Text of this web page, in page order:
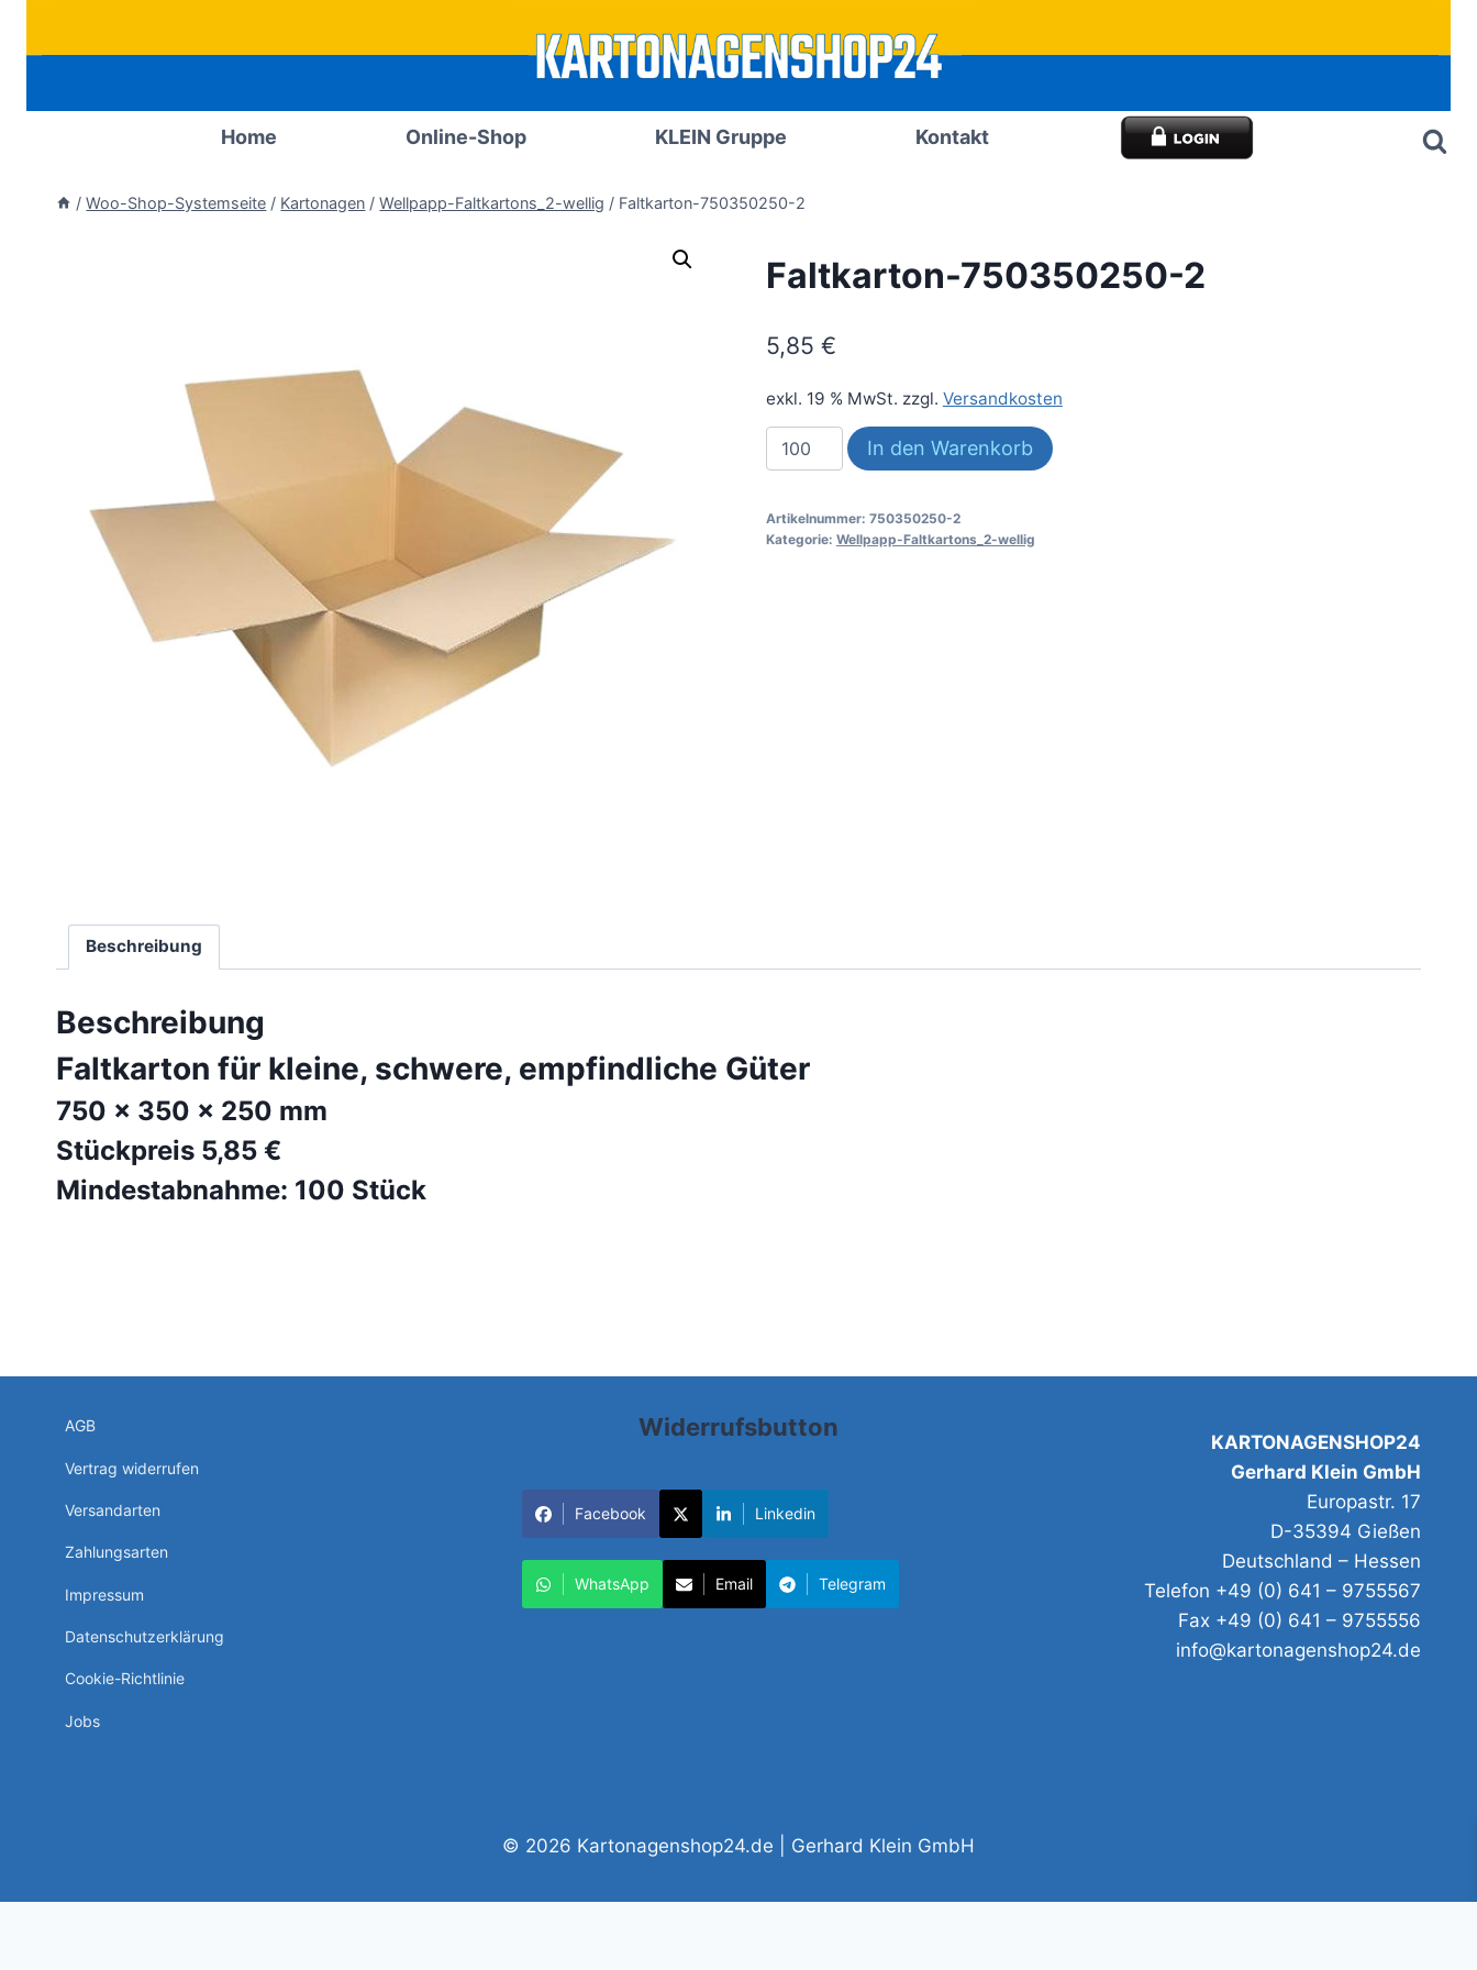
Home Online-Shop KLEIN Gruppe Kontakt
/ Woo-Shop-Systemseite / Kartonagen / Wellpapp-Faltkartons_2-wellig / Faltkarton-750350250-2
Faltkarton-750350250-2
5,85 €
exkl. 19 % MwSt. zzgl. Versandkosten
Faltkarton-
750350250-
Menge
In den Warenkorb
Artikelnummer: 750350250-2
Kategorie: Wellpapp-Faltkartons_2-wellig
Beschreibung
Beschreibung
Faltkarton für kleine, schwere, empfindliche Güter
750 x 350 x 250 mm
Stückpreis 5,85 €
Mindestabnahme: 100 Stück
AGB
Vertrag widerrufen
Versandarten
Zahlungsarten
Impressum
Datenschutzerklärung
Cookie-Richtlinie
Jobs
Widerrufsbutton
Facebook Linkedin
WhatsApp Email Telegram
KARTONAGENSHOP24
Gerhard Klein GmbH
Europastr. 17
D-35394 Gießen
Deutschland – Hessen
Telefon +49 (0) 641 – 9755567
Fax +49 (0) 641 – 9755556
info@kartonagenshop24.de
© 2026 Kartonagenshop24.de | Gerhard Klein GmbH